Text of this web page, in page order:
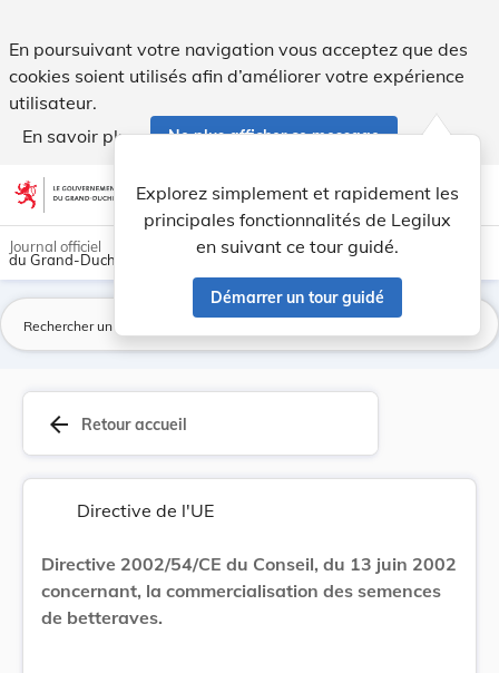
En poursuivant votre navigation vous acceptez que des
cookies soient utilisés afin d’améliorer votre expérience
utilisateur.
En savoir plus
Ne plus afficher ce message
Aller au contenu account_circle help Aide
Explorez simplement et rapidement les
principales fonctionnalités de Legilux
en suivant ce tour guidé.
Démarrer un tour guidé
light_mode dark_mode
Journal officiel
du Grand-Duché de Luxembourg
arrow_back Retour accueil
Directive de l'UE
Directive 2002/54/CE du Conseil, du 13 juin 2002
concernant, la commercialisation des semences
de betteraves.